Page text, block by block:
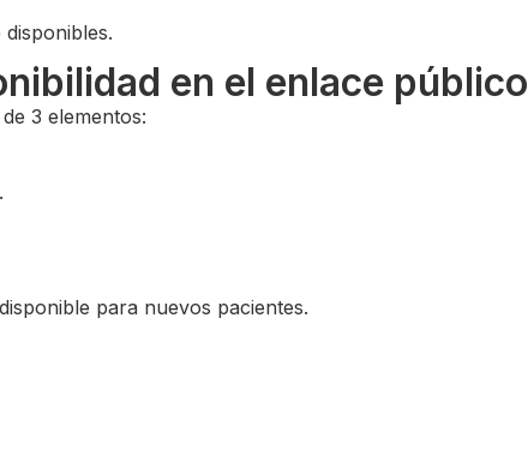
en el enlace público
3 elementos:
para nuevos pacientes.